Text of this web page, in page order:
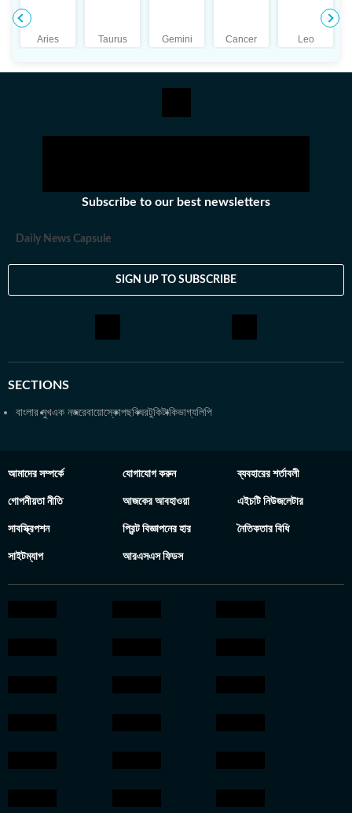
শিক্ষাগত যোগ্যতা: শ্রীতমা মিত্র ইংরেজিতে স্নাতক (বি.এ.) এবং বিশ্বভারতী
বিশ্ববিদ্যালয়, শান্তিনিকেতন থেকে সাংবাদিকতা ও গণযোগাযোগে
স্নাতকোত্তর (এম.এ.) ডিগ্রি অর্জন করেন। ব্যক্তিগত পছন্দ ও নেশা:
নেশা। ছুটির দুপুরগুলো তাঁর কাটে গল্পের বই নিয়ে। একটু লম্বা ছুটি পেলে তিনি
Aries Taurus Gemini Cancer Leo
Subscribe to our best newsletters
Daily News Capsule
SIGN UP TO SUBSCRIBE
SECTIONS
বাংলার মুখএক নজরেবায়োস্কোপছবিঘরটুকিটাকিভাগ্যলিপি
আমাদের সম্পর্কে যোগাযোগ করুন ব্যবহারের শর্তাবলী
গোপনীয়তা নীতি আজকের আবহাওয়া এইচটি নিউজলেটার
সাবস্ক্রিপশন প্রিন্ট বিজ্ঞাপনের হার নৈতিকতার বিধি
সাইটম্যাপ আরএসএস ফিডস